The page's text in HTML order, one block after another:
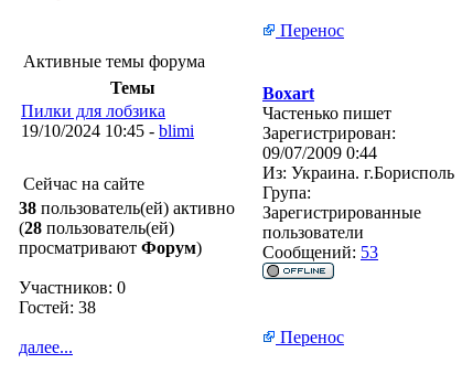
Активные темы форума
Темы
Пилки для лобзика
19/10/2024 10:45 - blimi
Сейчас на сайте
38 пользователь(ей) активно
(28 пользователь(ей)
просматривают Форум)
Участников: 0
Гостей: 38
далее...
Перенос
Boxart
Частенько пишет
Зарегистрирован:
09/07/2009 0:44
Из: Украина. г.Борисполь
Група:
Зарегистрированные
пользователи
Сообщений: 53
Перенос